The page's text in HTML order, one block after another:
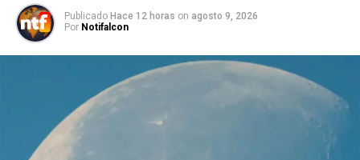
Publicado Hace 12 horas on agosto 9, 2026
Por Notifalcon